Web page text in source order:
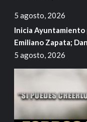
5 agosto, 2026
Inicia Ayuntamiento
Emiliano Zapata;
5 agosto, 2026